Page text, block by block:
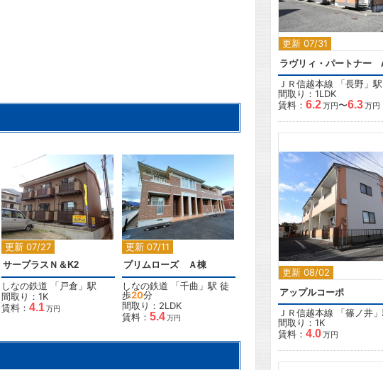
更新 07/27
2
サープラスＮ＆K2
しなの鉄道 「戸倉 」駅
間取り：1K
賃料： 4.1万円
更新 07/11
2
プリムローズ Ａ棟
しなの鉄道 「千曲 」駅 徒
歩20分
間取り：2LDK
賃料： 5.4万円
更新 07/31
ラヴリィ・パートナー
ＪＲ信越本線 「長野 」駅
間取り：1LDK
賃料： 6.2万円〜6.3万円
更新 08/02
2
アップルコーポ
ＪＲ信越本線 「篠ノ井
間取り：1K
賃料： 4.0万円